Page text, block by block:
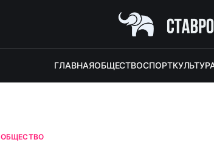
ГЛАВНАЯОБЩЕСТВОСПОРТ
ОБЩЕСТВО